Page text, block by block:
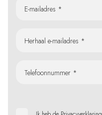
E-mailadres *
Herhaal e-mailadres *
Telefoonnummer *